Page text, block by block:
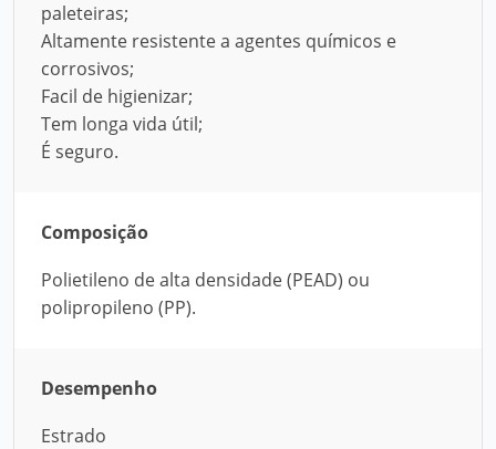
paleteiras;
Altamente resistente a agentes químicos e
corrosivos;
Facil de higienizar;
Tem longa vida útil;
É seguro.
Composição
Polietileno de alta densidade (PEAD) ou
polipropileno (PP).
Desempenho
Estrado